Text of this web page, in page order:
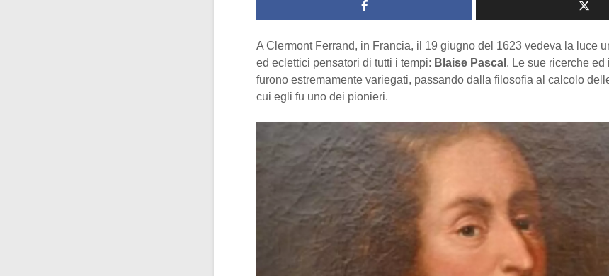
A Clermont Ferrand, in Francia, il 19 giugno del 1623 vedeva la luce
ed eclettici pensatori di tutti i tempi: Blaise Pascal . Le sue ricerche ed
furono estremamente variegati, passando dalla filosofia al calcolo
cui egli fu uno dei pionieri.